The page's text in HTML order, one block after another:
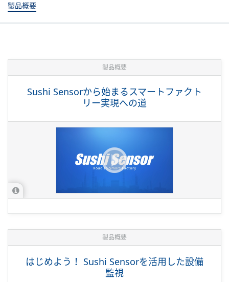
製品概要
製品概要
Sushi Sensorから始まるスマートファクト
リー実現への道
製品概要
はじめよう！ Sushi Sensorを活用した設備
監視